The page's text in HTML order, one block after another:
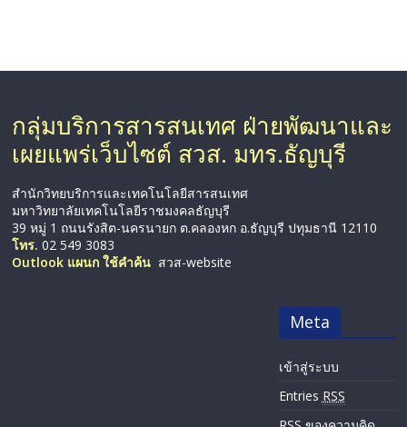
กลุ่มบริการสารสนเทศ ฝ่ายพัฒนาและ
เผยแพร่เว็บไซต์ สวส. มทร.ธัญบุรี
สำนักวิทยบริการและเทคโนโลยีสารสนเทศ
มหาวิทยาลัยเทคโนโลยีราชมงคลธัญบุรี
39 หมู่ 1 ถนนรังสิต-นครนายก ต.คลองหก อ.ธัญบุรี ปทุมธานี 12110
โทร. 02 549 3083
Outlook แผนก ใช้คำค้น สวส-website
Meta
เข้าสู่ระบบ
Entries RSS